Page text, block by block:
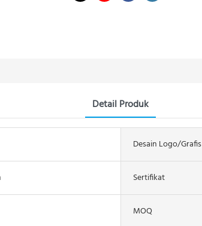
Detail Produk
Desain Logo/grafis
Sertifikat
MOQ